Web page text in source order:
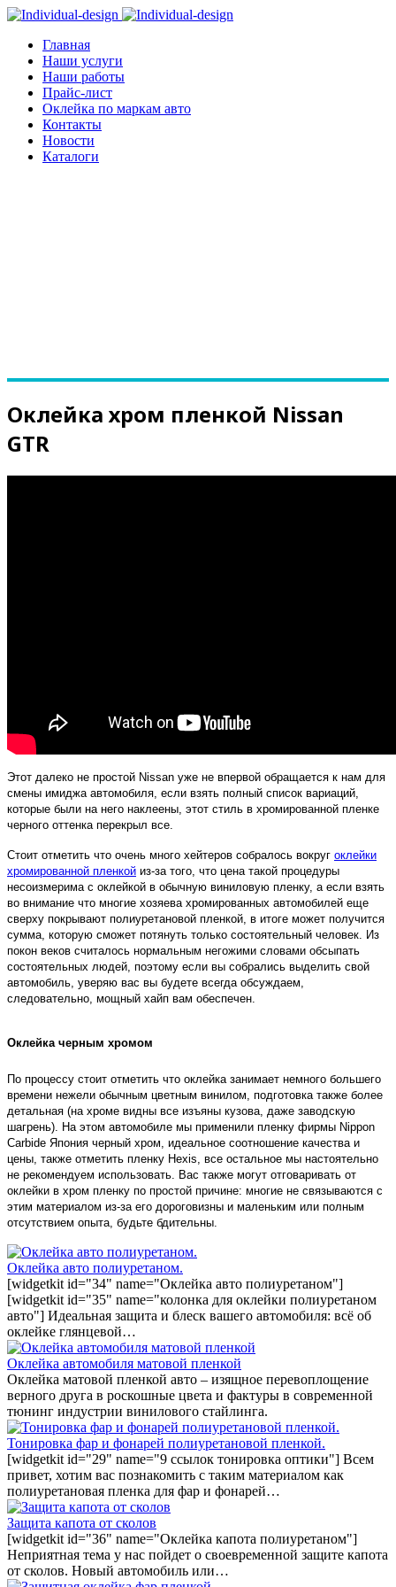
Главная
Наши услуги
Наши работы
Прайс-лист
Оклейка по маркам авто
Контакты
Новости
Каталоги
Оклейка хром пленкой Nissan
GTR
Этот далеко не простой Nissan уже не впервой обращается к нам для
смены имиджа автомобиля, если взять полный список вариаций,
которые были на него наклеены, этот стиль в хромированной пленке
черного оттенка перекрыл все.
Стоит отметить что очень много хейтеров собралось вокруг оклейки
хромированной пленкой из-за того, что цена такой процедуры
несоизмерима с оклейкой в обычную виниловую пленку, а если взять
во внимание что многие хозяева хромированных автомобилей еще
сверху покрывают полиуретановой пленкой, в итоге может получится
сумма, которую сможет потянуть только состоятельный человек. Из
покон веков считалось нормальным негожими словами обсыпать
состоятельных людей, поэтому если вы собрались выделить свой
автомобиль, уверяю вас вы будете всегда обсуждаем,
следовательно, мощный хайп вам обеспечен.
Оклейка черным хромом
По процессу стоит отметить что оклейка занимает немного большего
времени нежели обычным цветным винилом, подготовка также более
детальная (на хроме видны все изъяны кузова, даже заводскую
шагрень). На этом автомобиле мы применили пленку фирмы Nippon
Carbide Япония черный хром, идеальное соотношение качества и
цены, также отметить пленку Hexis, все остальное мы настоятельно
не рекомендуем использовать. Вас также могут отговаривать от
оклейки в хром пленку по простой причине: многие не связываются с
этим материалом из-за его дороговизны и маленьким или полным
отсутствием опыта, будьте бдительны.
Оклейка авто полиуретаном.
[widgetkit id="34" name="Оклейка авто полиуретаном"]
[widgetkit id="35" name="колонка для оклейки полиуретаном
авто"] Идеальная защита и блеск вашего автомобиля: всё об
оклейке глянцевой…
Оклейка автомобиля матовой пленкой
Оклейка матовой пленкой авто – изящное перевоплощение
верного друга в роскошные цвета и фактуры в современной
тюнинг индустрии винилового стайлинга.
Тонировка фар и фонарей полиуретановой пленкой.
[widgetkit id="29" name="9 ссылок тонировка оптики"] Всем
привет, хотим вас познакомить с таким материалом как
полиуретановая пленка для фар и фонарей…
Защита капота от сколов
[widgetkit id="36" name="Оклейка капота полиуретаном"]
Неприятная тема у нас пойдет о своевременной защите капота
от сколов. Новый автомобиль или…